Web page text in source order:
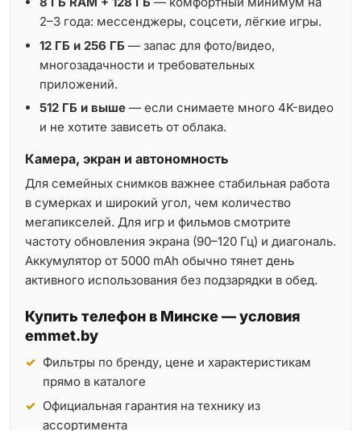
2–3 года: мессенджеры, соцсети, лёгкие игры.
12 ГБ и 256 ГБ — запас для фото/видео,
многозадачности и требовательных
приложений.
512 ГБ и выше — если снимаете много 4K-видео
и не хотите зависеть от облака.
Камера, экран и автономность
Для семейных снимков важнее стабильная работа
в сумерках и широкий угол, чем количество
мегапикселей. Для игр и фильмов смотрите
частоту обновления экрана (90–120 Гц) и диагональ.
Аккумулятор от 5000 mAh обычно тянет день
активного использования без подзарядки в обед.
Купить телефон в Минске — условия
emmet.by
Фильтры по бренду, цене и характеристикам
прямо в каталоге
Официальная гарантия на технику из
ассортимента